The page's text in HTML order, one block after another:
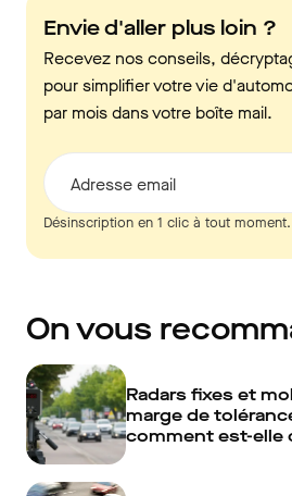
Envie d'aller plus loin ?
Recevez nos conseils,
pour simplifier votre vie
par mois dans votre boîte mail.
Adresse email
Désinscription en 1 clic à tout moment.
On vous
Radars fixes et
marge de
comment est-elle